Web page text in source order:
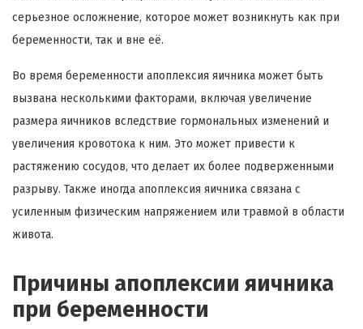
серьезное осложнение, которое может возникнуть как при
беременности, так и вне её.
Во время беременности апоплексия яичника может быть
вызвана несколькими факторами, включая увеличение
размера яичников вследствие гормональных изменений и
увеличения кровотока к ним. Это может привести к
растяжению сосудов, что делает их более подверженными
разрыву. Также иногда апоплексия яичника связана с
усиленным физическим напряжением или травмой в области
живота.
Причины апоплексии яичника
при беременности